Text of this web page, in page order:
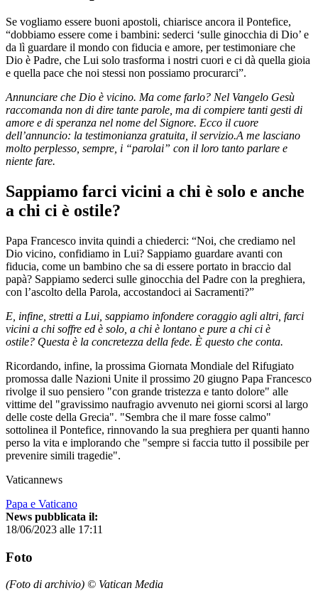
Se vogliamo essere buoni apostoli, chiarisce ancora il Pontefice,
“dobbiamo essere come i bambini: sederci ‘sulle ginocchia di Dio’ e
da lì guardare il mondo con fiducia e amore, per testimoniare che
Dio è Padre, che Lui solo trasforma i nostri cuori e ci dà quella gioia
e quella pace che noi stessi non possiamo procurarci”.
Annunciare che Dio è vicino. Ma come farlo? Nel Vangelo Gesù
raccomanda non di dire tante parole, ma di compiere tanti gesti di
amore e di speranza nel nome del Signore. Ecco il cuore
dell’annuncio: la testimonianza gratuita, il servizio.A me lasciano
molto perplesso, sempre, i “parolai” con il loro tanto parlare e
niente fare.
Sappiamo farci vicini a chi è solo e anche
a chi ci è ostile?
Papa Francesco invita quindi a chiederci: “Noi, che crediamo nel
Dio vicino, confidiamo in Lui? Sappiamo guardare avanti con
fiducia, come un bambino che sa di essere portato in braccio dal
papà? Sappiamo sederci sulle ginocchia del Padre con la preghiera,
con l’ascolto della Parola, accostandoci ai Sacramenti?”
E, infine, stretti a Lui, sappiamo infondere coraggio agli altri, farci
vicini a chi soffre ed è solo, a chi è lontano e pure a chi ci è
ostile? Questa è la concretezza della fede. È questo che conta.
Ricordando, infine, la prossima Giornata Mondiale del Rifugiato
promossa dalle Nazioni Unite il prossimo 20 giugno Papa Francesco
rivolge il suo pensiero "con grande tristezza e tanto dolore" alle
vittime del "gravissimo naufragio avvenuto nei giorni scorsi al largo
delle coste della Grecia". "Sembra che il mare fosse calmo"
sottolinea il Pontefice, rinnovando la sua preghiera per quanti hanno
perso la vita e implorando che "sempre si faccia tutto il possibile per
prevenire simili tragedie".
Vaticannews
Papa e Vaticano
News pubblicata il:
18/06/2023 alle 17:11
Foto
(Foto di archivio) © Vatican Media